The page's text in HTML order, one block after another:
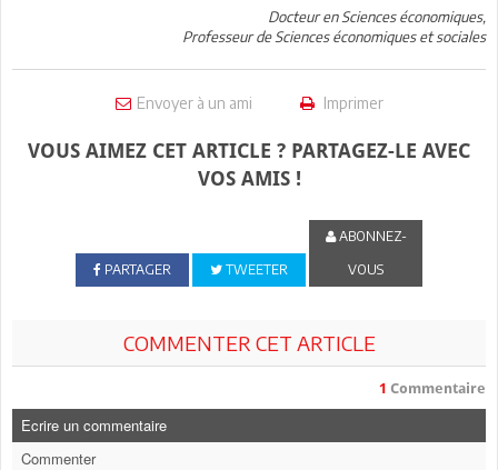
Docteur en Sciences économiques,
Professeur de Sciences économiques et sociales
Envoyer à un ami Imprimer
VOUS AIMEZ CET ARTICLE ? PARTAGEZ-LE AVEC
VOS AMIS !
PARTAGER TWEETER
ABONNEZ-
VOUS
COMMENTER CET ARTICLE
1 Commentaire
Ecrire un commentaire
Commenter